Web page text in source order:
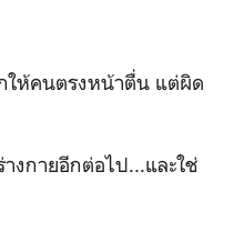
ให้คนตรงหน้าตื่น แต่ผิด
งกายอีกต่อไป...และใช่